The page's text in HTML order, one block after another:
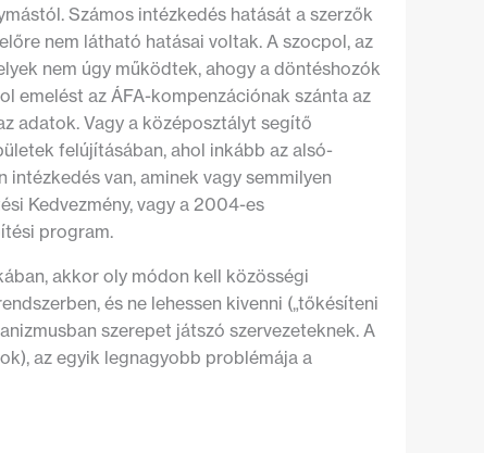
Számos intézkedés hatását a szerzők
nem látható hatásai voltak. A szocpol, az
nem úgy működtek, ahogy a döntéshozók
emelést az ÁFA-kompenzációnak szánta az
adatok. Vagy a középosztályt segítő
felújításában, ahol inkább az alsó-
van, aminek vagy semmilyen
Kedvezmény, vagy a 2004-es
program.
akkor oly módon kell közösségi
és ne lehessen kivenni („tőkésíteni
szerepet játszó szervezeteknek. A
az egyik legnagyobb problémája a